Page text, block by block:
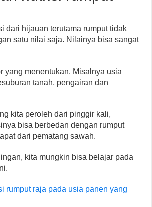
dari hijauan terutama rumput tidak
satu nilai saja. Nilainya bisa sangat
yang menentukan. Misalnya usia
tanah, pengairan dan
kita peroleh dari pinggir kali,
bisa berbedan dengan rumput
dari pematang sawah.
kita mungkin bisa belajar pada
rumput raja pada usia panen yang